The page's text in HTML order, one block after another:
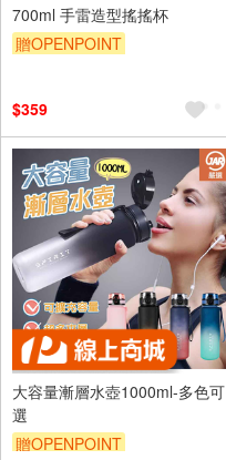
700ml 手雷造型搖搖杯
贈OPENPOINT
$359
大容量漸層水壺1000ml-多色可
選
贈OPENPOINT